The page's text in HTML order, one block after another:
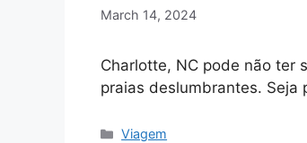
March 14, 2024
Charlotte, NC pode não ter
praias deslumbrantes. Seja
Categories
Viagem